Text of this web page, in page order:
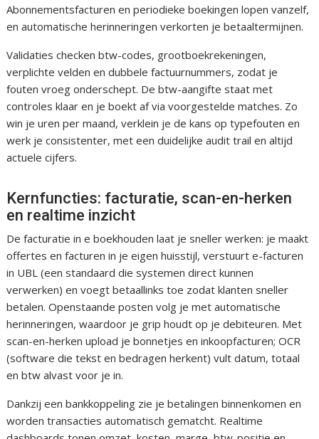
Abonnementsfacturen en periodieke boekingen lopen vanzelf,
en automatische herinneringen verkorten je betaaltermijnen.
Validaties checken btw-codes, grootboekrekeningen,
verplichte velden en dubbele factuurnummers, zodat je
fouten vroeg onderschept. De btw-aangifte staat met
controles klaar en je boekt af via voorgestelde matches. Zo
win je uren per maand, verklein je de kans op typefouten en
werk je consistenter, met een duidelijke audit trail en altijd
actuele cijfers.
Kernfuncties: facturatie, scan-en-herken
en realtime inzicht
De facturatie in e boekhouden laat je sneller werken: je maakt
offertes en facturen in je eigen huisstijl, verstuurt e-facturen
in UBL (een standaard die systemen direct kunnen
verwerken) en voegt betaallinks toe zodat klanten sneller
betalen. Openstaande posten volg je met automatische
herinneringen, waardoor je grip houdt op je debiteuren. Met
scan-en-herken upload je bonnetjes en inkoopfacturen; OCR
(software die tekst en bedragen herkent) vult datum, totaal
en btw alvast voor je in.
Dankzij een bankkoppeling zie je betalingen binnenkomen en
worden transacties automatisch gematcht. Realtime